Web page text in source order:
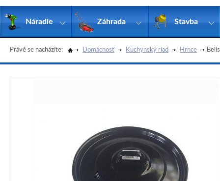
Právě se nacházíte: Domácnosť Kuchynský riad Hrnce
Náradie Záhrada Stavba